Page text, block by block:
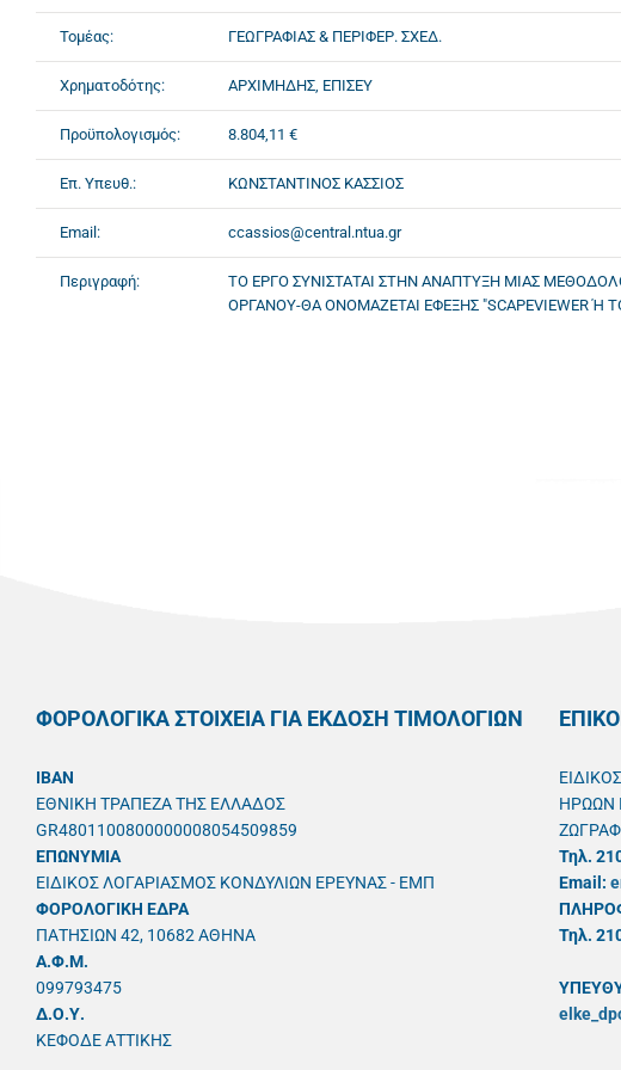
Τομέας: ΓΕΩΓΡΑΦΙΑΣ & ΠΕΡΙΦΕΡ. ΣΧΕΔ.
Χρηματοδότης: ΑΡΧΙΜΗΔΗΣ, ΕΠΙΣΕΥ
Προϋπολογισμός: 8.804,11 €
Επ. Υπευθ.: ΚΩΝΣΤΑΝΤΙΝΟΣ ΚΑΣΣΙΟΣ
Email: ccassios@central.ntua.gr
Περιγραφή:
ΤΟ ΕΡΓΟ ΣΥΝΙΣΤΑΤΑΙ ΣΤΗΝ ΑΝΑΠΤΥΞΗ ΜΙΑΣ
ΟΡΓΑΝΟΥ-ΘΑ ΟΝΟΜΑΖΕΤΑΙ ΕΦΕΞΗΣ "SCAPEVIEWER
ΦΟΡΟΛΟΓΙΚΑ ΣΤΟΙΧΕΙΑ ΓΙΑ ΕΚΔΟΣΗ ΤΙΜΟΛΟΓΙΩΝ
IBAN
ΕΘΝΙΚΗ ΤΡΑΠΕΖΑ ΤΗΣ ΕΛΛΑΔΟΣ
GR4801100800000008054509859
ΕΠΩΝΥΜΙΑ
ΕΙΔΙΚΟΣ ΛΟΓΑΡΙΑΣΜΟΣ ΚΟΝΔΥΛΙΩΝ ΕΡΕΥΝΑΣ - ΕΜΠ
ΦΟΡΟΛΟΓΙΚΗ ΕΔΡΑ
ΠΑΤΗΣΙΩΝ 42, 10682 ΑΘΗΝΑ
A.Φ.Μ.
099793475
Δ.Ο.Υ.
ΚΕΦΟΔΕ ΑΤΤΙΚΗΣ
ΗΡΩΩΝ
Τηλ.
Email:
Τηλ.